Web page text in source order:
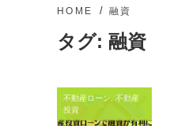
HOME 融資
タグ: 融資
不動産ローン, 不動産
投資